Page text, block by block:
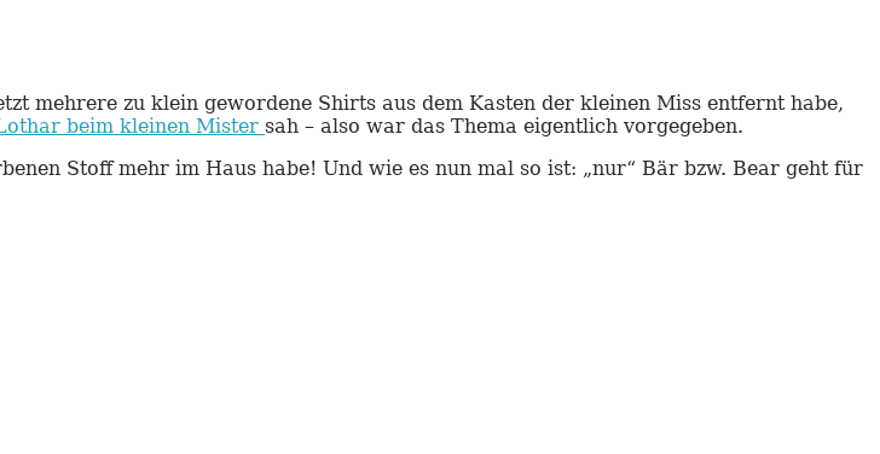
mehrere zu klein gewordene Shirts aus dem Kasten der kleinen Miss entfernt habe,
beim kleinen Mister sah – also war das Thema eigentlich vorgegeben.
Stoff mehr im Haus habe! Und wie es nun mal so ist: „nur“ Bär bzw. Bear geht für